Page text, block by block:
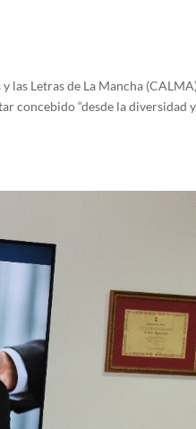
las Letras de La Mancha
concebido “desde la diversidad y